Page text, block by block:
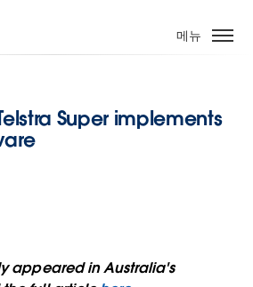
메뉴
Super implements
appeared in Australia's